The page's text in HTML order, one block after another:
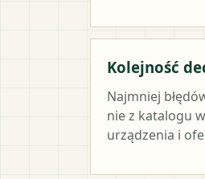
Kolejność
Najmniej
nie z katalogu
urządzenia i